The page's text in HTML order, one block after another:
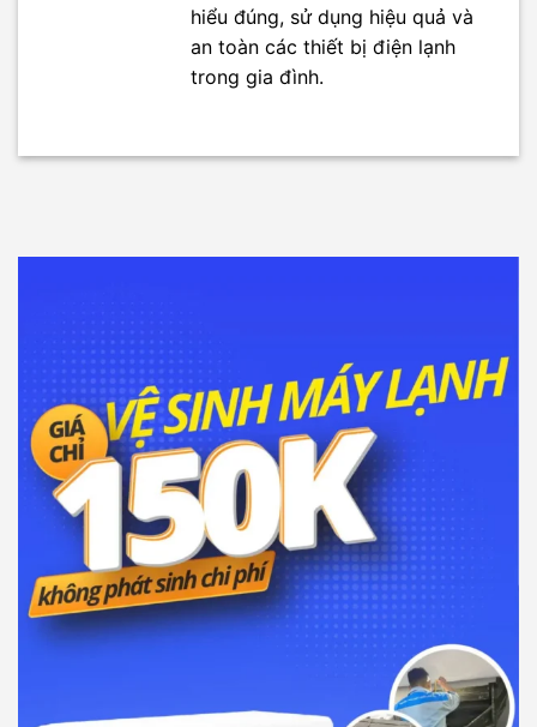
hiểu đúng, sử dụng hiệu quả và
an toàn các thiết bị điện lạnh
trong gia đình.